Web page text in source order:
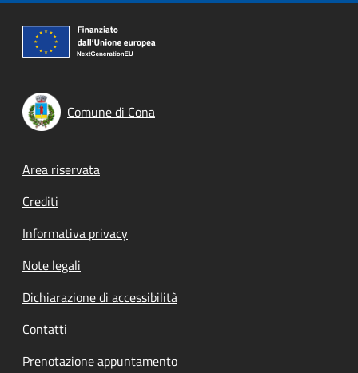
Comune di Cona
Footer menu
Area riservata
Crediti
Informativa privacy
Note legali
Dichiarazione di accessibilità
Contatti
Prenotazione appuntamento